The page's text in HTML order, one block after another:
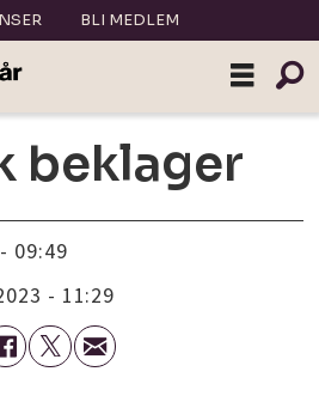
BLI MEDLEM
beklager
09:49
- 11:29